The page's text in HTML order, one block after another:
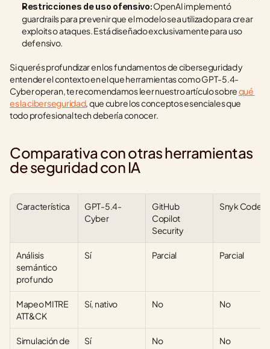
Restricciones de uso ofensivo: OpenAI implementó
guardrails para prevenir que el modelo sea utilizado para crear
exploits o ataques. Está diseñado exclusivamente para uso
defensivo.
Si querés profundizar en los fundamentos de ciberseguridad y
entender el contexto en el que herramientas como GPT-5.4-
Cyber operan, te recomendamos leer nuestro artículo sobre qué
es la ciberseguridad, que cubre los conceptos esenciales que
todo profesional tech debería conocer.
Comparativa con otras herramientas
de seguridad con IA
Característica
GPT-5.4-
Cyber
GitHub
Copilot
Security
Snyk Code
Análisis
semántico
profundo
Sí Parcial Parcial
Mapeo MITRE
ATT&CK
Sí, nativo No No
Simulación de
Sí No No